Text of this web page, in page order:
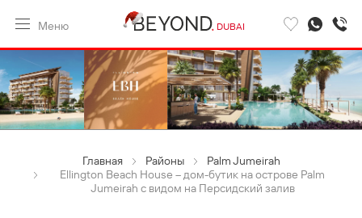
Меню DUBAI
Главная Районы
Palm Jumeirah
Ellington Beach House – дом-бутик на острове Palm
Jumeirah с видом на Персидский залив